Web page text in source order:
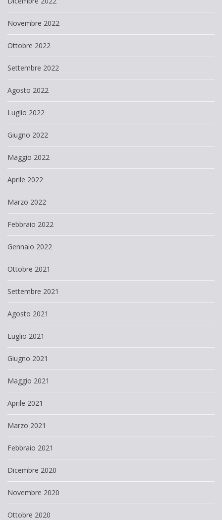
Novembre 2022
Ottobre 2022
Settembre 2022
Agosto 2022
Luglio 2022
Giugno 2022
Maggio 2022
Aprile 2022
Marzo 2022
Febbraio 2022
Gennaio 2022
Ottobre 2021
Settembre 2021
Agosto 2021
Luglio 2021
Giugno 2021
Maggio 2021
Aprile 2021
Marzo 2021
Febbraio 2021
Dicembre 2020
Novembre 2020
Ottobre 2020